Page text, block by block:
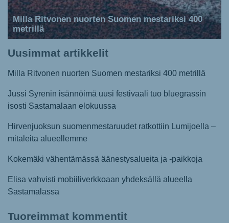
Milla Ritvonen nuorten Suomen mestariksi 400
metrillä
Uusimmat artikkelit
Milla Ritvonen nuorten Suomen mestariksi 400 metrillä
Jussi Syrenin isännöimä uusi festivaali tuo bluegrassin
isosti Sastamalaan elokuussa
Hirvenjuoksun suomenmestaruudet ratkottiin Lumijoella –
mitaleita alueellemme
Kokemäki vähentämässä äänestysalueita ja -paikkoja
Elisa vahvisti mobiiliverkkoaan yhdeksällä alueella
Sastamalassa
Tuoreimmat kommentit